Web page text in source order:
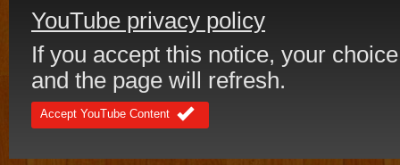
YouTube privacy policy
If you accept this notice, your
and the page will refresh.
Accept YouTube Content